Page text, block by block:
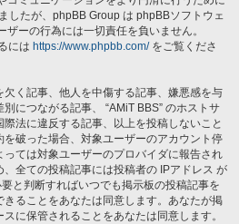
したが、phpBB Group は phpBBソフトウェ
ーの行為には一切責任を負いません。
には https://www.phpbb.com/をご覧くださ
く記事、他人を中傷する記事、嫌悪感を与
につながる記事、 “AMiT BBS” のホストサ
法に違反する記事、以上を投稿しないこと
破った場合、対象ユーザーのアカウント停
ては対象ユーザーのプロバイダに報告され
全ての投稿記事には投稿者の IPアドレス が
と判断すればいつでも掲示板の投稿記事を
ることをあなたは同意します。あなたが掲
に保管されることをあなたは同意します。